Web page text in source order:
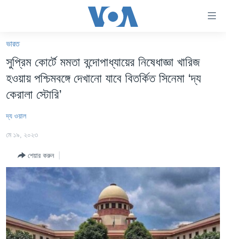
যান।
প্রধান
যান
বাংলাদেশ
যুক্তরাষ্ট্র
সম্পাদকীয়
ভিডিও
ভারত
সুপ্রিম কোর্টে মমতা বন্দোপাধ্যায়ের নিষেধাজ্ঞা খারিজ
হওয়ায় পশ্চিমবঙ্গে দেখানো যাবে বিতর্কিত সিনেমা ‘দ্য
কেরালা স্টোরি’
দ্য ওয়াল
মে ১৯, ২০২৩
শেয়ার করুন